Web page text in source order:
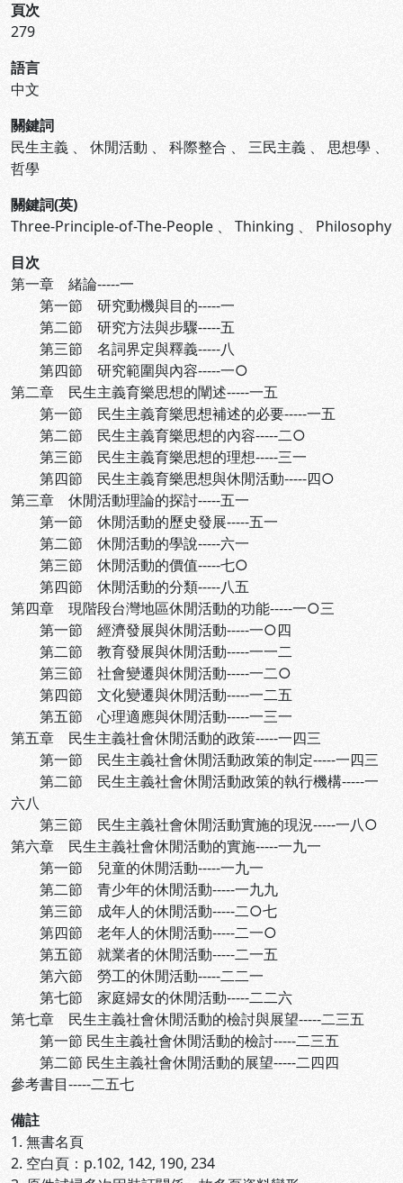
頁次
279
語言
中文
關鍵詞
民生主義 、 休閒活動 、 科際整合 、 三民主義 、 思想學 、
哲學
關鍵詞(英)
Three-Principle-of-The-People 、 Thinking 、 Philosophy
目次
第一章 緒論-----一
第一節 研究動機與目的-----一
第二節 研究方法與步驟-----五
第三節 名詞界定與釋義-----八
第四節 研究範圍與內容-----一○
第二章 民生主義育樂思想的闡述-----一五
第一節 民生主義育樂思想補述的必要-----一五
第二節 民生主義育樂思想的內容-----二○
第三節 民生主義育樂思想的理想-----三一
第四節 民生主義育樂思想與休閒活動-----四○
第三章 休閒活動理論的探討-----五一
第一節 休閒活動的歷史發展-----五一
第二節 休閒活動的學說-----六一
第三節 休閒活動的價值-----七○
第四節 休閒活動的分類-----八五
第四章 現階段台灣地區休閒活動的功能-----一○三
第一節 經濟發展與休閒活動-----一○四
第二節 教育發展與休閒活動-----一一二
第三節 社會變遷與休閒活動-----一二○
第四節 文化變遷與休閒活動-----一二五
第五節 心理適應與休閒活動-----一三一
第五章 民生主義社會休閒活動的政策-----一四三
第一節 民生主義社會休閒活動政策的制定-----一四三
第二節 民生主義社會休閒活動政策的執行機構-----一
六八
第三節 民生主義社會休閒活動實施的現況-----一八○
第六章 民生主義社會休閒活動的實施-----一九一
第一節 兒童的休閒活動-----一九一
第二節 青少年的休閒活動-----一九九
第三節 成年人的休閒活動-----二○七
第四節 老年人的休閒活動-----二一○
第五節 就業者的休閒活動-----二一五
第六節 勞工的休閒活動-----二二一
第七節 家庭婦女的休閒活動-----二二六
第七章 民生主義社會休閒活動的檢討與展望-----二三五
第一節 民生主義社會休閒活動的檢討-----二三五
第二節 民生主義社會休閒活動的展望-----二四四
參考書目-----二五七
備註
1. 無書名頁
2. 空白頁：p.102, 142, 190, 234